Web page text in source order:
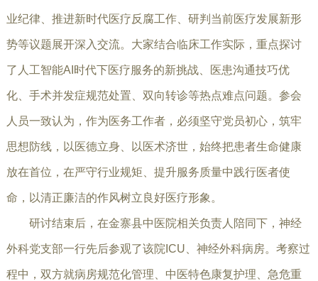
业纪律、推进新时代医疗反腐工作、研判当前医疗发展新形
势等议题展开深入交流。大家结合临床工作实际，重点探讨
了人工智能AI时代下医疗服务的新挑战、医患沟通技巧优
化、手术并发症规范处置、双向转诊等热点难点问题。参会
人员一致认为，作为医务工作者，必须坚守党员初心，筑牢
思想防线，以医德立身、以医术济世，始终把患者生命健康
放在首位，在严守行业规矩、提升服务质量中践行医者使
命，以清正廉洁的作风树立良好医疗形象。
研讨结束后，在金寨县中医院相关负责人陪同下，神经
外科党支部一行先后参观了该院ICU、神经外科病房。考察过
程中，双方就病房规范化管理、中医特色康复护理、急危重